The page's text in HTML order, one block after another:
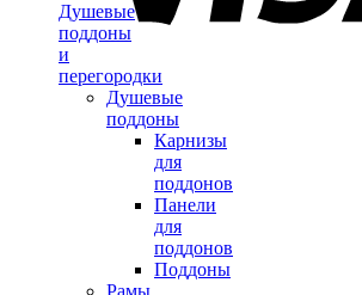
Душевые
поддоны
и
перегородки
Душевые
поддоны
Карнизы
для
поддонов
Панели
для
поддонов
Поддоны